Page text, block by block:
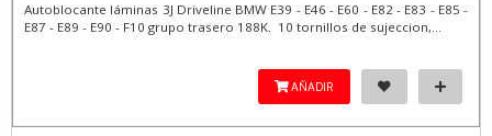
Autoblocante láminas 3J Driveline BMW E39 - E46 - E60 - E82 - E83 - E85 -
E87 - E89 - E90 - F10 grupo trasero 188K. 10 tornillos de sujeccion,...
AÑADIR